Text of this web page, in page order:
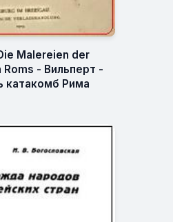
Malereien der
- Вильперт -
катакомб Рима